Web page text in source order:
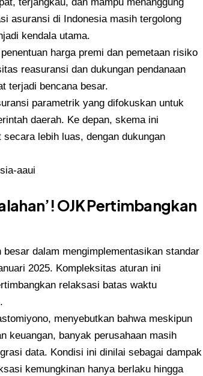
asuransi di Indonesia masih tergolong
kendala utama.
harga premi dan pemetaan risiko
reasuransi dan dukungan pendanaan
terjadi bencana besar.
parametrik yang difokuskan untuk
daerah. Ke depan, skema ini
lebih luas, dengan dukungan
aaui
OJK Pertimbangkan
dalam mengimplementasikan standar
2025. Kompleksitas aturan ini
relaksasi batas waktu
menyebutkan bahwa meskipun
keuangan, banyak perusahaan masih
data. Kondisi ini dinilai sebagai dampak
kemungkinan hanya berlaku hingga